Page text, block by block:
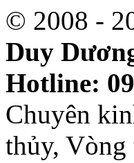
© 2008 -
Duy
Hotline:
Chuyên
thủy, Vòng